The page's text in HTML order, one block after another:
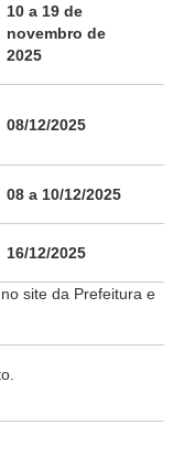
10 a 19 de
novembro de
2025
08/12/2025
08 a 10/12/2025
16/12/2025
site da Prefeitura e